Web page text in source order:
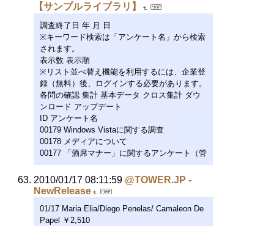
【サンプルライブラリ】
調査終了日 年 月 日
※キーワード検索は「アンケート名」から検索
されます。
表示数 表示順
※リスト並べ替え機能を利用するには、企業登
録（無料）後、ログインする必要があります。
各問の確認 集計 基本データ クロス集計 ダウ
ンロード アップデート
ID アンケート名
00179 Windows Vistaに関する調査
00178 メディアについて
00177 「酒席マナー」に関するアンケート（管
2010/01/17 08:11:59 @TOWER.JP -
NewRelease
01/17 Maria Elia/Diego Penelas/ Camaleon De
Papel ￥2,510